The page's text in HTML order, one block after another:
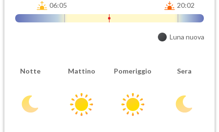
06:05 20:02
Luna nuova
Notte Mattino Pomeriggio Sera